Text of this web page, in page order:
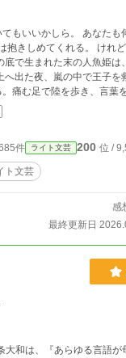
たも何か、泡にされそうになっ
痛む足で陸を歩き、言葉
れは時に残酷だ。愛した相手
い。救った事実も、捧げ
件 ライト文芸 200 位 /
ト文芸
感
最終更新日
和は、『あらゆる言語が